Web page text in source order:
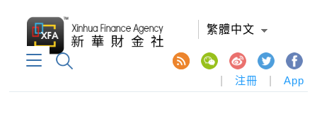
繁體中文
注冊 App